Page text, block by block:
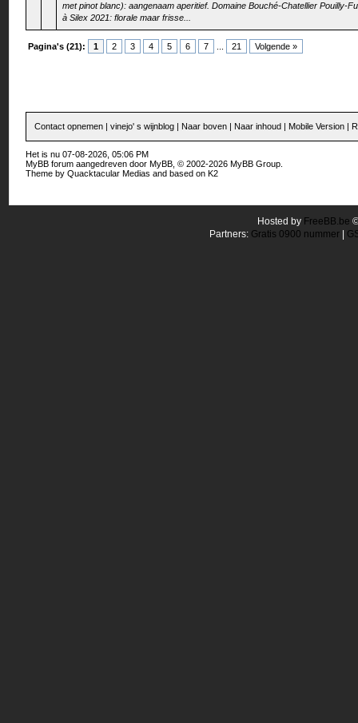
met pinot blanc): aangenaam aperitief. Domaine Bouché-Chatellier Pouilly-
à Silex 2021: florale maar frisse...
Pagina's (21): 1 2 3 4 5 6 7 21 Volgende »
Contact opnemen |vinejo' s wijnblog | Naar boven | Naar inhoud | Mobile Version |
Het is nu 07-08-2026, 05:06 PM
MyBB forum aangedreven doorMyBB , © 2002-2026MyBB Group
Theme byQuacktacular Medias and based onK2
Hosted by FreeBB.be
Partners: Gratis 0900 nummer|